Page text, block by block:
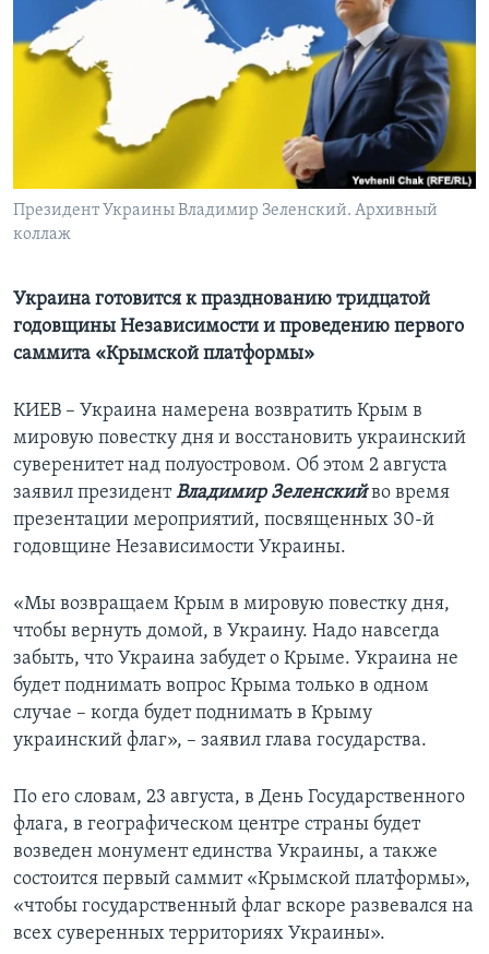
Learning English
СОЦИАЛЬНЫЕ СЕТИ
Президент Украины Владимир Зеленский. Архивный
коллаж
Украина готовится к празднованию тридцатой
годовщины Независимости и проведению первого
саммита «Крымской платформы»
КИЕВ – Украина намерена возвратить Крым в
мировую повестку дня и восстановить украинский
суверенитет над полуостровом. Об этом 2 августа
заявил президентВладимир Зеленскийво время
презентации мероприятий, посвященных 30-й
годовщине Независимости Украины.
«Мы возвращаем Крым в мировую повестку дня,
чтобы вернуть домой, в Украину. Надо навсегда
забыть, что Украина забудет о Крыме. Украина не
будет поднимать вопрос Крыма только в одном
случае – когда будет поднимать в Крыму
украинский флаг», – заявил глава государства.
По его словам, 23 августа, в День Государственного
флага, в географическом центре страны будет
возведен монумент единства Украины, а также
состоится первый саммит «Крымской платформы»,
«чтобы государственный флаг вскоре развевался на
всех суверенных территориях Украины».